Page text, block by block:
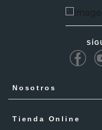
Nosotros
Tienda Online